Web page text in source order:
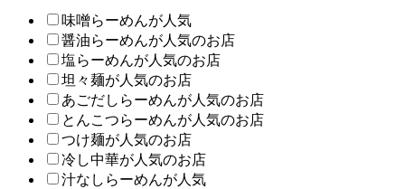
味噌らーめんが人気
醤油らーめんが人気のお店
塩らーめんが人気のお店
坦々麺が人気のお店
あごだしらーめんが人気のお店
とんこつらーめんが人気のお店
つけ麺が人気のお店
冷し中華が人気のお店
汁なしらーめんが人気